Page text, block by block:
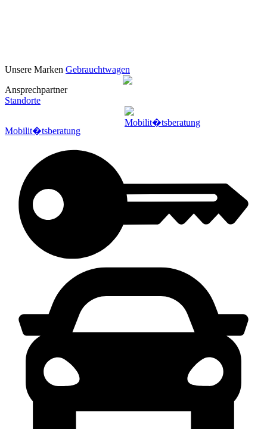
Unsere Marken Gebrauchtwagen
Ansprechpartner
Standorte
Mobilit�tsberatung